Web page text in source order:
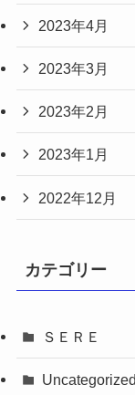
2023年4月
2023年3月
2023年2月
2023年1月
2022年12月
カテゴリー
ＳＥＲＥ
Uncategorized